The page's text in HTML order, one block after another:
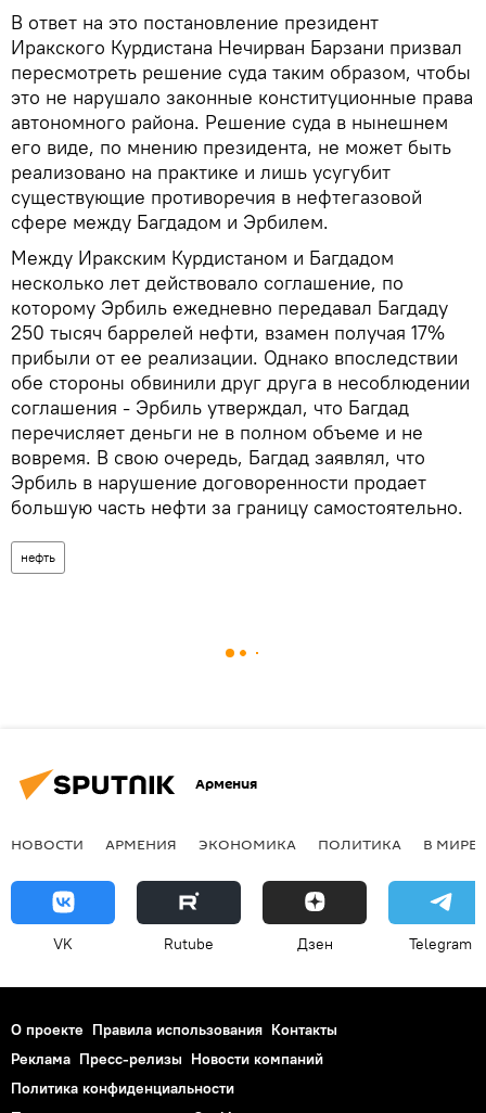
В ответ на это постановление президент
Иракского Курдистана Нечирван Барзани призвал
пересмотреть решение суда таким образом, чтобы
это не нарушало законные конституционные права
автономного района. Решение суда в нынешнем
его виде, по мнению президента, не может быть
реализовано на практике и лишь усугубит
существующие противоречия в нефтегазовой
сфере между Багдадом и Эрбилем.
Между Иракским Курдистаном и Багдадом
несколько лет действовало соглашение, по
которому Эрбиль ежедневно передавал Багдаду
250 тысяч баррелей нефти, взамен получая 17%
прибыли от ее реализации. Однако впоследствии
обе стороны обвинили друг друга в несоблюдении
соглашения - Эрбиль утверждал, что Багдад
перечисляет деньги не в полном объеме и не
вовремя. В свою очередь, Багдад заявлял, что
Эрбиль в нарушение договоренности продает
большую часть нефти за границу самостоятельно.
нефть
Армения
НОВОСТИ АРМЕНИЯ ЭКОНОМИКА ПОЛИТИКА В МИРЕ
VK Rutube Дзен Telegram
О проекте Правила использования Контакты
Реклама Пресс-релизы Новости компаний
Политика конфиденциальности